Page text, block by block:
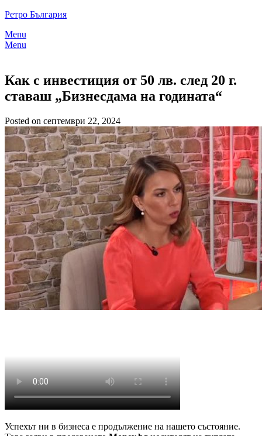
Skip
content
Ретро България
Menu
Menu
Как с инвестиция от 50 лв. след 20 г.
ставаш „Бизнесдама на годината“
Posted on септември 22, 2024
Успехът ни в бизнеса е продължение на нашето състояние.